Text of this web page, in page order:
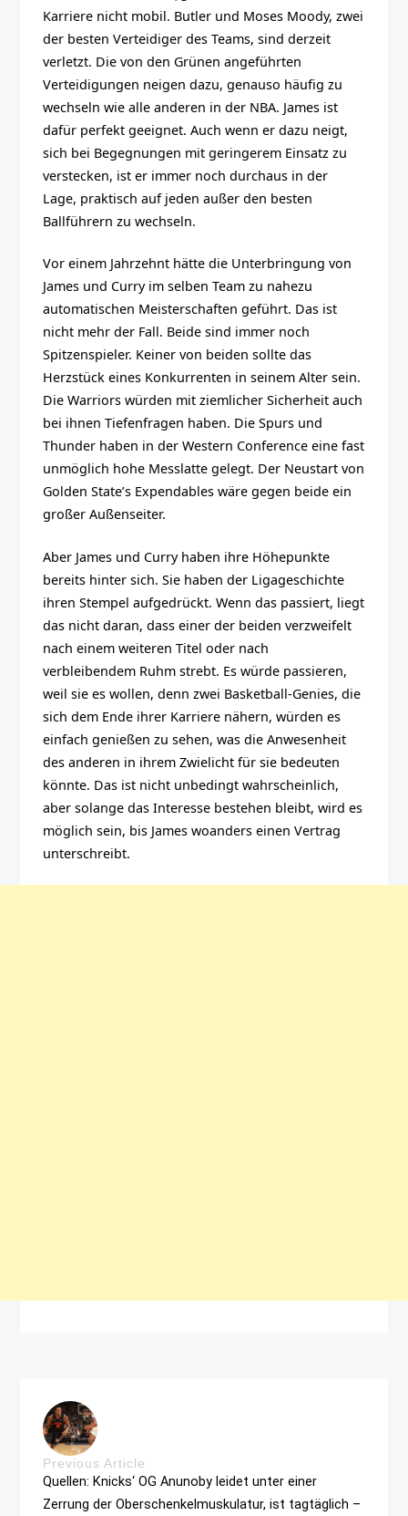
Karriere nicht mobil. Butler und Moses Moody, zwei
der besten Verteidiger des Teams, sind derzeit
verletzt. Die von den Grünen angeführten
Verteidigungen neigen dazu, genauso häufig zu
wechseln wie alle anderen in der NBA. James ist
dafür perfekt geeignet. Auch wenn er dazu neigt,
sich bei Begegnungen mit geringerem Einsatz zu
verstecken, ist er immer noch durchaus in der
Lage, praktisch auf jeden außer den besten
Ballführern zu wechseln.
Vor einem Jahrzehnt hätte die Unterbringung von
James und Curry im selben Team zu nahezu
automatischen Meisterschaften geführt. Das ist
nicht mehr der Fall. Beide sind immer noch
Spitzenspieler. Keiner von beiden sollte das
Herzstück eines Konkurrenten in seinem Alter sein.
Die Warriors würden mit ziemlicher Sicherheit auch
bei ihnen Tiefenfragen haben. Die Spurs und
Thunder haben in der Western Conference eine fast
unmöglich hohe Messlatte gelegt. Der Neustart von
Golden State’s Expendables wäre gegen beide ein
großer Außenseiter.
Aber James und Curry haben ihre Höhepunkte
bereits hinter sich. Sie haben der Ligageschichte
ihren Stempel aufgedrückt. Wenn das passiert, liegt
das nicht daran, dass einer der beiden verzweifelt
nach einem weiteren Titel oder nach
verbleibendem Ruhm strebt. Es würde passieren,
weil sie es wollen, denn zwei Basketball-Genies, die
sich dem Ende ihrer Karriere nähern, würden es
einfach genießen zu sehen, was die Anwesenheit
des anderen in ihrem Zwielicht für sie bedeuten
könnte. Das ist nicht unbedingt wahrscheinlich,
aber solange das Interesse bestehen bleibt, wird es
möglich sein, bis James woanders einen Vertrag
unterschreibt.
Previous Article
Quellen: Knicks‘ OG Anunoby leidet unter einer
Zerrung der Oberschenkelmuskulatur, ist tagtäglich –